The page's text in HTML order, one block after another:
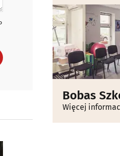
Bobas
Więcej